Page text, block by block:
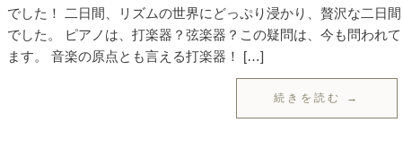
でした！ 二日間、リズムの世界にどっぷり浸かり、贅沢な二日間
でした。 ピアノは、打楽器？弦楽器？この疑問は、今も問われて
ます。 音楽の原点とも言える打楽器！ […]
続きを読む →